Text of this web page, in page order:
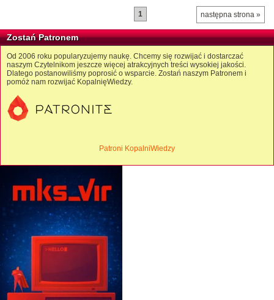
następna strona »
1
Zostań Patronem
Od 2006 roku popularyzujemy naukę. Chcemy się rozwijać i dostarczać
naszym Czytelnikom jeszcze więcej atrakcyjnych treści wysokiej jakości.
Dlatego postanowiliśmy poprosić o wsparcie. Zostań naszym Patronem i
pomóż nam rozwijać KopalnięWiedzy.
Patroni KopalniWiedzy